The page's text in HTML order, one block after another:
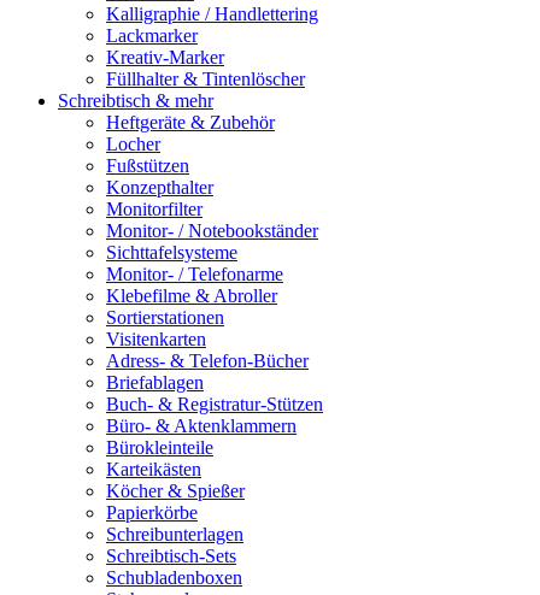
Kalligraphie / Handlettering
Lackmarker
Kreativ-Marker
Füllhalter & Tintenlöscher
Schreibtisch & mehr
Heftgeräte & Zubehör
Locher
Fußstützen
Konzepthalter
Monitorfilter
Monitor- / Notebookständer
Sichttafelsysteme
Monitor- / Telefonarme
Klebefilme & Abroller
Sortierstationen
Visitenkarten
Adress- & Telefon-Bücher
Briefablagen
Buch- & Registratur-Stützen
Büro- & Aktenklammern
Bürokleinteile
Karteikästen
Köcher & Spießer
Papierkörbe
Schreibunterlagen
Schreibtisch-Sets
Schubladenboxen